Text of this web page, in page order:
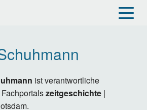
ist verantwortliche
zeitgeschichte |